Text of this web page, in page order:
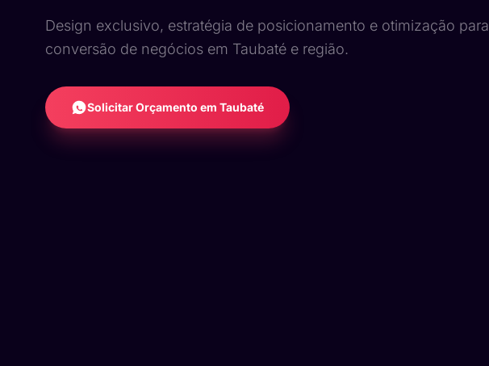
Design exclusivo, estratégia de posicionamento e otimização para
conversão de negócios em Taubaté e região.
Solicitar Orçamento em Taubaté